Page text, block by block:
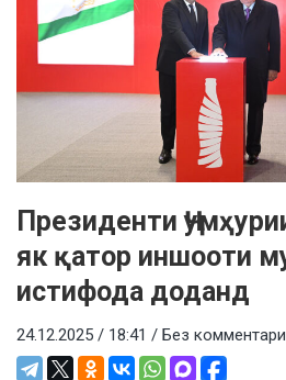
Президенти
як қатор иншооти
истифода доданд
24.12.2025 / 18:41 / Без